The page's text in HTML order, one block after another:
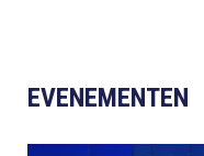
EVENEMENTEN